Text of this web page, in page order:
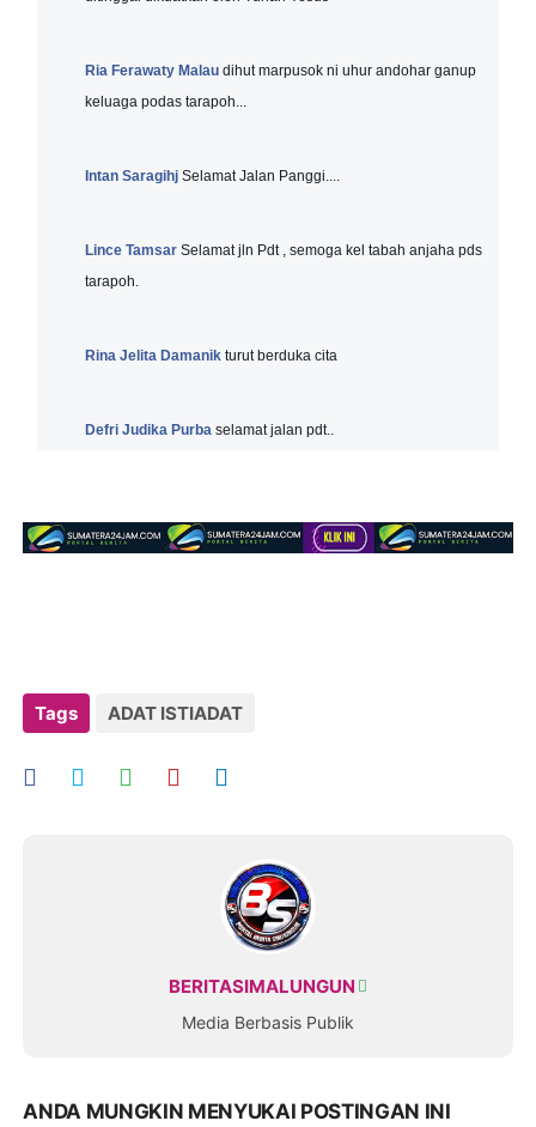
Ria Ferawaty Malau dihut marpusok ni uhur andohar ganup
keluaga podas tarapoh...
Intan Saragihj Selamat Jalan Panggi....
Lince Tamsar Selamat jln Pdt , semoga kel tabah anjaha pds
tarapoh.
Rina Jelita Damanik turut berduka cita
Defri Judika Purba selamat jalan pdt..
Tags ADAT ISTIADAT
BERITASIMALUNGUN
Media Berbasis Publik
ANDA MUNGKIN MENYUKAI POSTINGAN INI